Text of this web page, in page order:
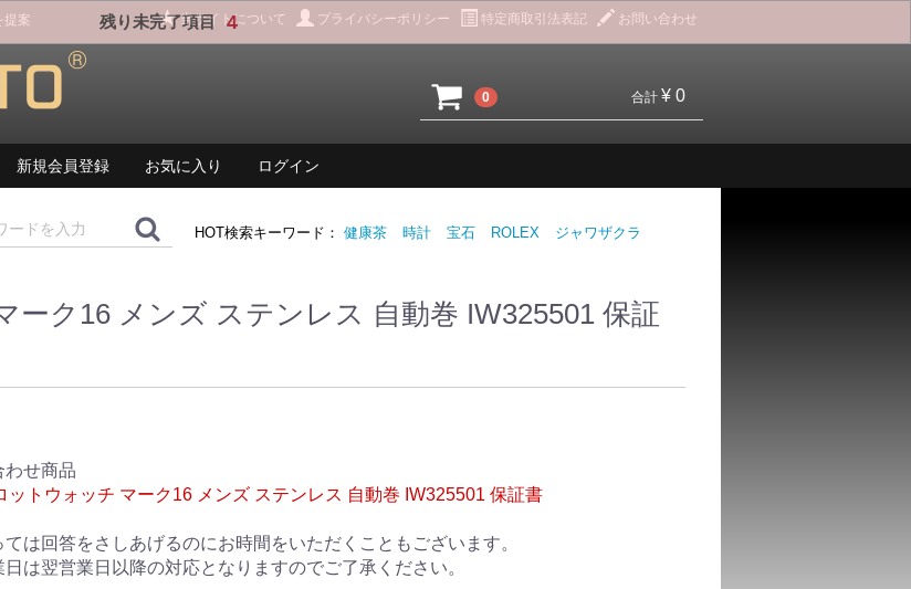
案 当サイトについて プライバシーポリシー 特定商取引法表記 お問い合わせ
0 合計 ¥ 0
HOT検索キーワード： 健康茶 時計 宝石 ROLEX ジャワザクラ
新規会員登録 お気に入り ログイン
ーク16 メンズ ステンレス 自動巻 IW325501 保証
せ商品
ットウォッチ マーク16 メンズ ステンレス 自動巻 IW325501 保証書
ては回答をさしあげるのにお時間をいただくこともございます。
日は翌営業日以降の対応となりますのでご了承ください。
残り未完了項目 4